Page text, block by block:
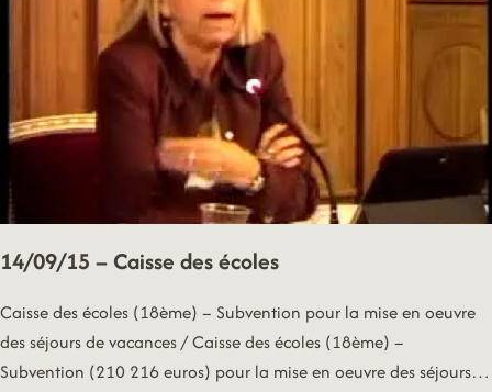
14/09/15 – Caisse des écoles
Caisse des écoles (18ème) – Subvention pour la mise en oeuvre
des séjours de vacances / Caisse des écoles (18ème) –
Subvention (210 216 euros) pour la mise en oeuvre des séjours…